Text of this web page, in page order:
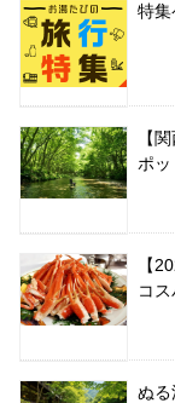
特集
【
ポ
【
コ
ぬる